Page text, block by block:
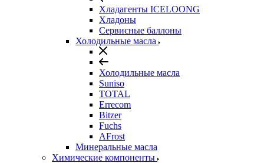
Хладагенты ICELOONG
Хладоны
Сервисные баллоны
Холодильные масла
Холодильные масла
Suniso
TOTAL
Errecom
Bitzer
Fuchs
AFrost
Минеральные масла
Химические компоненты